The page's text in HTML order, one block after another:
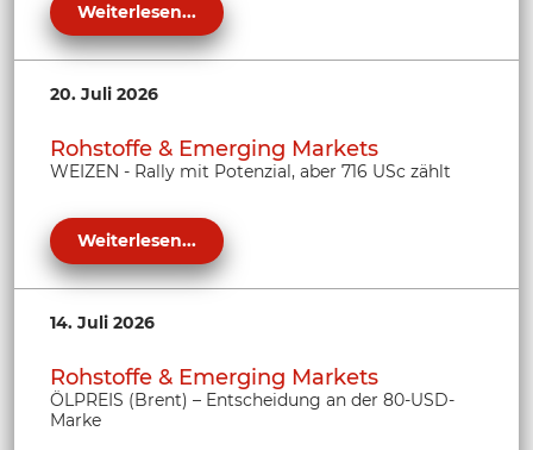
Weiterlesen...
20. Juli 2026
Rohstoffe & Emerging Markets
WEIZEN - Rally mit Potenzial, aber 716 USc zählt
Weiterlesen...
14. Juli 2026
Rohstoffe & Emerging Markets
ÖLPREIS (Brent) – Entscheidung an der 80-USD-
Marke